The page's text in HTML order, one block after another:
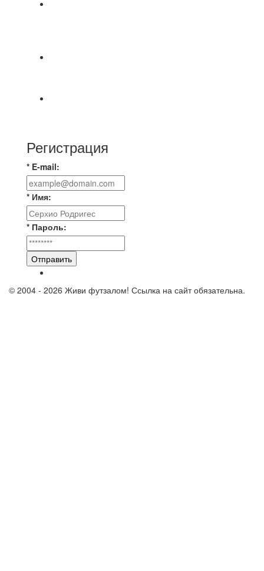
Регистрация
* E-mail:
* Имя:
* Пароль:
Отправить
© 2004 - 2026 Живи футзалом! Ссылка на сайт обязательна.